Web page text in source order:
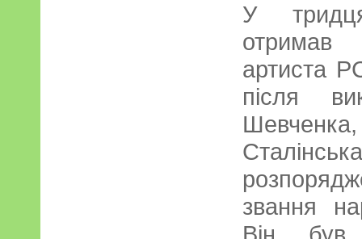
У
отримав
артиста
після
Шевченка,
звання